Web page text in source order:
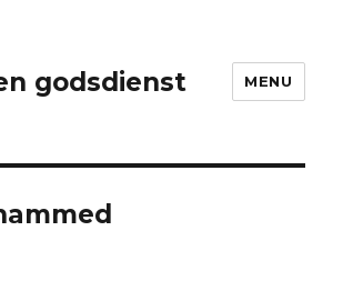
godsdienst MENU